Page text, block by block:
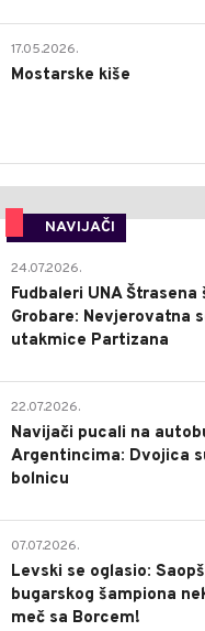
17.05.2026.
Mostarske kiše
NAVIJAČI
24.07.2026.
Fudbaleri UNA
Grobare: Nevjerovatna
utakmice Partizana
22.07.2026.
Navijači pucali na
Argentincima: Dvojica
bolnicu
07.07.2026.
Levski se oglasio:
bugarskog šampiona
meč sa Borcem!